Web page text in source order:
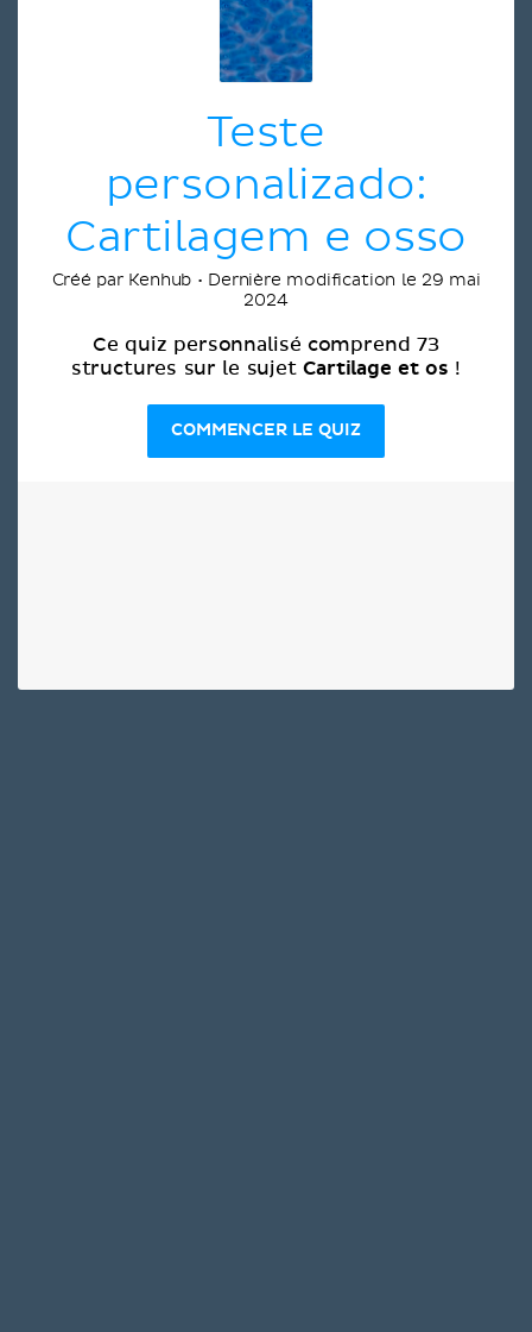
Teste
personalizado:
Cartilagem e osso
Créé par Kenhub • Dernière modification le 29 mai
2024
Ce quiz personnalisé comprend 73
structures sur le sujetCartilage et os !
COMMENCER LE QUIZ